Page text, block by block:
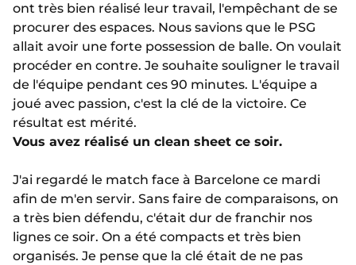
ont très bien réalisé leur travail, l'empêchant de se
procurer des espaces. Nous savions que le PSG
allait avoir une forte possession de balle. On voulait
procéder en contre. Je souhaite souligner le travail
de l'équipe pendant ces 90 minutes. L'équipe a
joué avec passion, c'est la clé de la victoire. Ce
résultat est mérité.
Vous avez réalisé un clean sheet ce soir.
J'ai regardé le match face à Barcelone ce mardi
afin de m'en servir. Sans faire de comparaisons, on
a très bien défendu, c'était dur de franchir nos
lignes ce soir. On a été compacts et très bien
organisés. Je pense que la clé était de ne pas